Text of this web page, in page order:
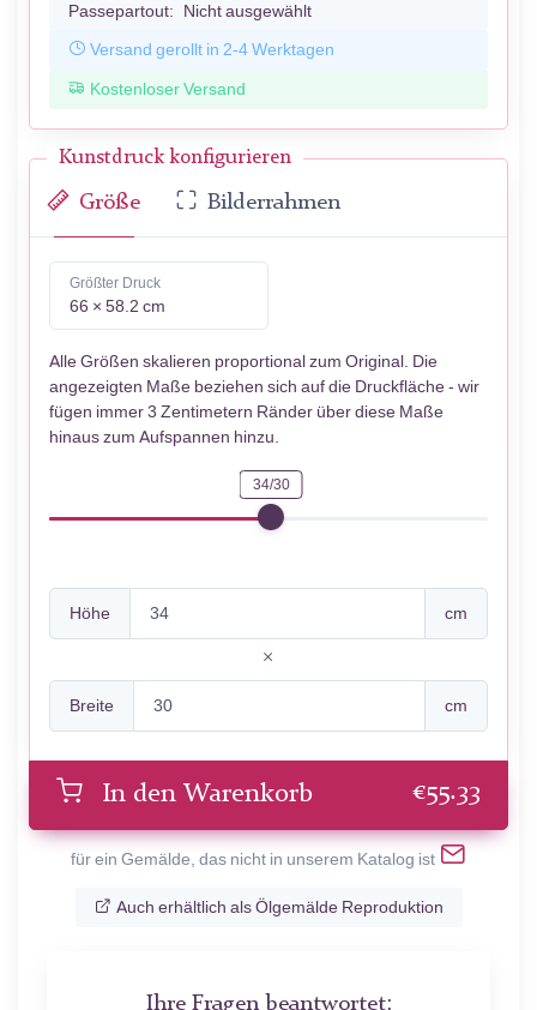
Passepartout: Nicht ausgewählt
Versand gerollt in 2-4 Werktagen
Kostenloser Versand
Kunstdruck konfigurieren
Größe Bilderrahmen
Größter Druck
66 × 58.2 cm
Alle Größen skalieren proportional zum Original. Die
angezeigten Maße beziehen sich auf die Druckfläche - wir
fügen immer 3 Zentimetern Ränder über diese Maße
hinaus zum Aufspannen hinzu.
34/30
Höhe cm
Breite cm
In den Warenkorb €55.33
für ein Gemälde, das nicht in unserem Katalog ist
Auch erhältlich als Ölgemälde Reproduktion
Ihre Fragen beantwortet: